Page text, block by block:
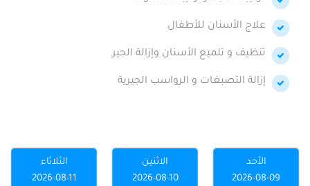
علاج الأسنان للأطفال
تنظيف و تلميع الأسنان وإزالة الجير
إزالة التصبغات و الرواسب الجيرية
الأحد
2026-08-09
الاثنين
2026-08-10
الثلاثاء
2026-08-11